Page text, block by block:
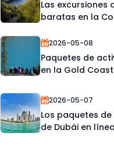
Las excursiones
baratas en la
2026-05-08
Paquetes de
en la Gold
2026-05-07
Los paquetes
de Dubái en línea